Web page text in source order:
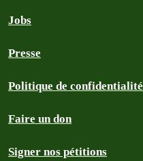
Jobs
Presse
Politique de confidentialité
Faire un don
Signer nos pétitions